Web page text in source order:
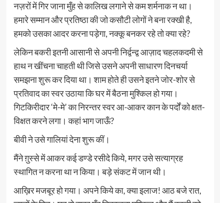
नज़रों में गिर जाना मुँह से कालिख लगाने से कम शर्मनाक न था।
हमारे सम्मान और प्रतिष्ठा की जो कसौटी लोगों ने बना रक्खी है,
हमको उसका आदर करना पड़ेगा, नक्कू बनकर रहे तो क्या रहे?
लेकिन बकरी इतनी आसानी से अपनी निर्द्वन्द्व आज़ाद चहलकदमी से
हाथ न खींचना चाहती थी जिसे उसने अपनी साधारण दिनचर्या
समझना शुरू कर दिया था। शाम होते ही उसने इतने जोर-शोर से
प्रतिवाद का स्वर उठाया कि घर में बैठना मुश्किल हो गया।
गिटकिरीदार ‘मे-मे’ का निरन्तर स्वर आ-आकर कान के पर्दों को क्षत-
विक्षत करने लगा। कहां भाग जाऊँ?
बीवी ने उसे गालियां देना शुरू कीं।
मैंने ग़ुस्से में आकर कई डण्डे रसीदे किये, मगर उसे सत्याग्रह
स्थागित न करना था न किया। बड़े संकट में जान थी।
आख़िर मजबूर हो गया। अपने किये का, क्या इलाज! आठ बजे रात,